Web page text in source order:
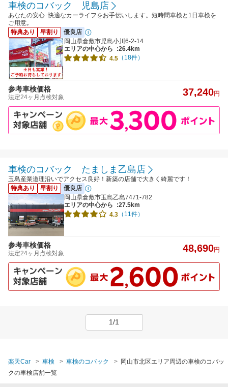
車検のコバック 児島店
あなたの安心･快適なカーライフをお手伝いします。短時間車検と1日車検を
ご用意｡
特典あり
早割り
優良店
岡山県倉敷市児島小川6-2-14
エリアの中心から
:26.4km
4.5 （18件）
参考車検価格
法定24ヶ月点検対象 37,240円
車検のコバック たましま乙島店
玉島産業道理沿いでアクセス良好！新築の店舗で大きく綺麗です！
特典あり
早割り
優良店
岡山県倉敷市玉島乙島7471-782
エリアの中心から
:27.5km
4.3 （11件）
参考車検価格
法定24ヶ月点検対象 48,690円
1/1
楽天Car 車検 車検のコバック
岡山市北区エリア周辺の車検のコバッ
クの車検店舗一覧